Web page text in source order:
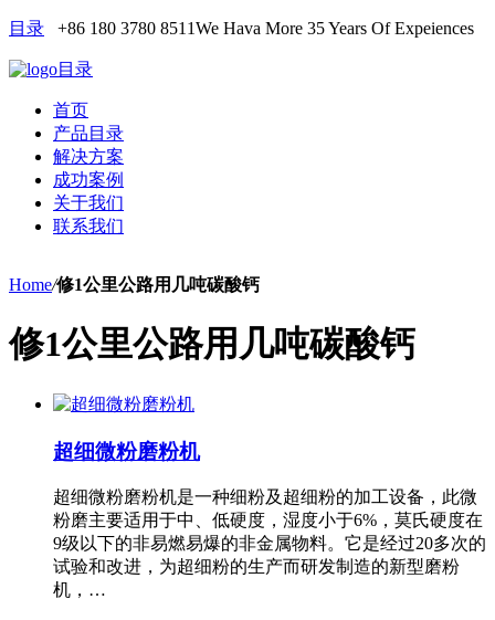
目录 +86 180 3780 8511We Hava More 35 Years Of Expeiences
目录
首页
产品目录
解决方案
成功案例
关于我们
联系我们
Home/修1公里公路用几吨碳酸钙
修1公里公路用几吨碳酸钙
超细微粉磨粉机
超细微粉磨粉机是一种细粉及超细粉的加工设备，此微
粉磨主要适用于中、低硬度，湿度小于6%，莫氏硬度在
9级以下的非易燃易爆的非金属物料。它是经过20多次的
试验和改进，为超细粉的生产而研发制造的新型磨粉
机，…